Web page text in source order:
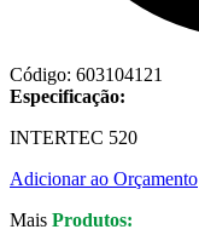
Código: 603104121
Especificação:
INTERTEC 520
Adicionar ao Orçamento
Mais Produtos: